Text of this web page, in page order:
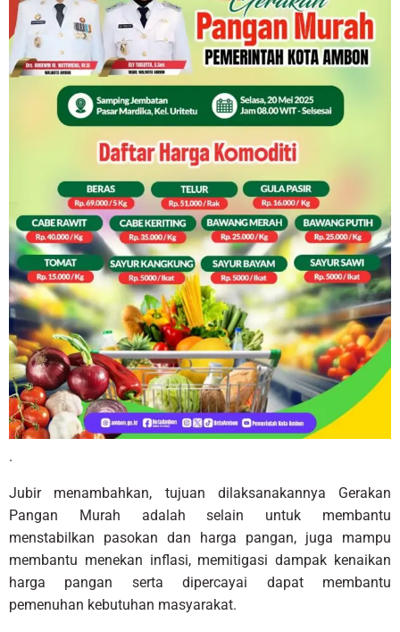
.
Jubir menambahkan, tujuan dilaksanakannya Gerakan
Pangan Murah adalah selain untuk membantu
menstabilkan pasokan dan harga pangan, juga mampu
membantu menekan inflasi, memitigasi dampak kenaikan
harga pangan serta dipercayai dapat membantu
pemenuhan kebutuhan masyarakat.